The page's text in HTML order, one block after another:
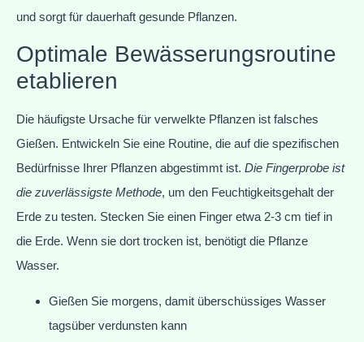
und sorgt für dauerhaft gesunde Pflanzen.
Optimale Bewässerungsroutine
etablieren
Die häufigste Ursache für verwelkte Pflanzen ist falsches
Gießen. Entwickeln Sie eine Routine, die auf die spezifischen
Bedürfnisse Ihrer Pflanzen abgestimmt ist. Die Fingerprobe ist
die zuverlässigste Methode, um den Feuchtigkeitsgehalt der
Erde zu testen. Stecken Sie einen Finger etwa 2-3 cm tief in
die Erde. Wenn sie dort trocken ist, benötigt die Pflanze
Wasser.
Gießen Sie morgens, damit überschüssiges Wasser
tagsüber verdunsten kann